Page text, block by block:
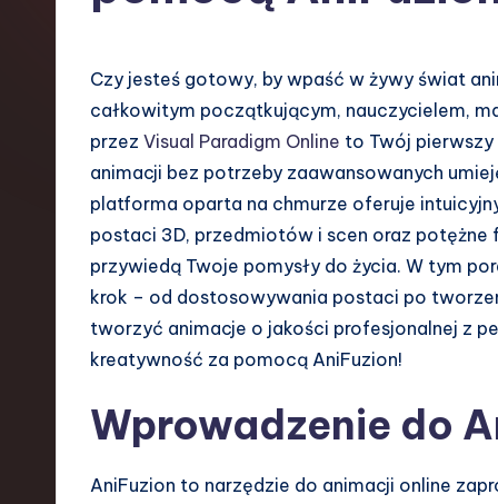
Czy jesteś gotowy, by wpaść w żywy świat
całkowitym początkującym, nauczycielem,
przez Visual Paradigm Online to Twój
animacji bez potrzeby zaawansowanych
platforma oparta na chmurze oferuje
postaci 3D, przedmiotów i scen oraz
przywiedą Twoje pomysły do życia. W tym
krok – od dostosowywania postaci po
tworzyć animacje o jakości profesjonalnej z
kreatywność za pomocą AniFuzion!
Wprowadzenie do
AniFuzion to narzędzie do animacji online